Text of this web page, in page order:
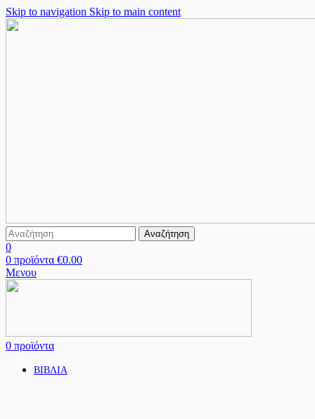
Skip to navigation Skip to main content
Αναζήτηση
0
0 προϊόντα €0.00
Μενου
0 προϊόντα
ΒΙΒΛΙΑ